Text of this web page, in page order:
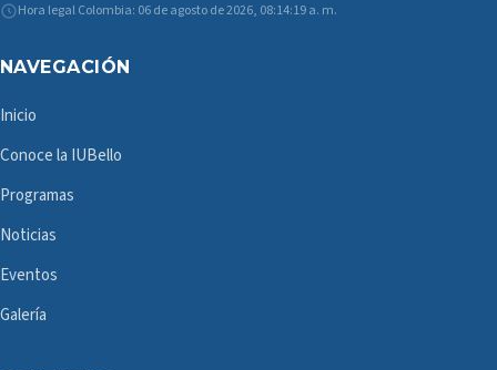
Hora legal Colombia: 06 de agosto de 2026, 08:14:19 a. m.
NAVEGACIÓN
Inicio
Conoce la IUBello
Programas
Noticias
Eventos
Galería